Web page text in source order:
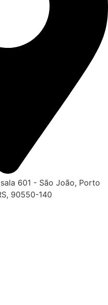
601 - São João, Porto
90550-140